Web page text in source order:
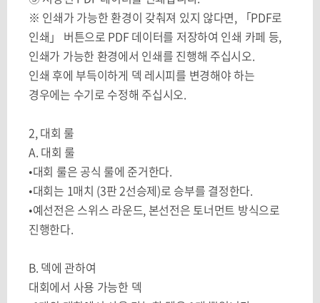
※ 인쇄가 가능한 환경이 갖춰져 있지 않다면, 「PDF로
인쇄」 버튼으로 PDF 데이터를 저장하여 인쇄 카페 등,
인쇄가 가능한 환경에서 인쇄를 진행해 주십시오.
인쇄 후에 부득이하게 덱 레시피를 변경해야 하는
경우에는 수기로 수정해 주십시오.
2,대회 룰
A. 대회 룰
•대회 룰은 공식 룰에 준거한다.
•대회는 1매치 (3판2선승제)로 승부를 결정한다.
•예선전은 스위스 라운드, 본선전은 토너먼트 방식으로
진행한다.
B. 덱에 관하여
대회에서 사용 가능한 덱